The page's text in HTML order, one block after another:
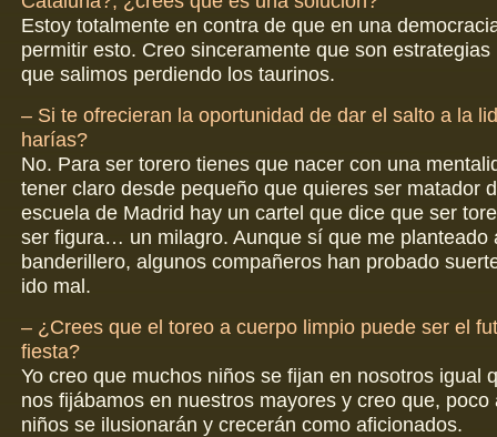
Estoy totalmente en contra de que en una
permitir esto. Creo sinceramente que son
que salimos perdiendo los taurinos.
– Si te ofrecieran la oportunidad de dar el salto a la
harías?
No. Para ser torero tienes que nacer con una
tener claro desde pequeño que quieres ser matador
escuela de Madrid hay un cartel que dice que ser
ser figura… un milagro. Aunque sí que me planteado
banderillero, algunos compañeros han probado
ido mal.
– ¿Crees que el toreo a cuerpo limpio puede ser el
fiesta?
Yo creo que muchos niños se fijan en nosotros igual
nos fijábamos en nuestros mayores y creo que, poco
niños se ilusionarán y crecerán como aficionados.